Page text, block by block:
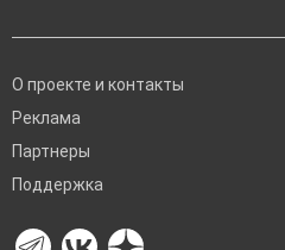
О проекте и контакты
Реклама
Партнеры
Поддержка